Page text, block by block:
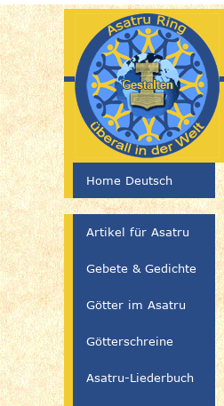
Home Deutsch
Artikel für Asatru
Gebete & Gedichte
Götter im Asatru
Götterschreine
Asatru-Liederbuch